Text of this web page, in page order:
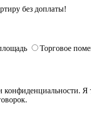
без доплаты!
Торговое